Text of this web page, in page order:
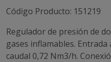
Código Producto: 151219
Regulador de presión de
gases inflamables.
caudal 0,72 Nm3/h.